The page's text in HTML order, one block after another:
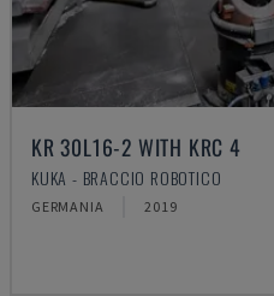
KR 30L16-2 WITH KRC 4
KUKA - BRACCIO ROBOTICO
GERMANIA 2019